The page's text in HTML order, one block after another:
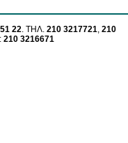
22. ΤΗΛ. 210 3217721, 210
210 3216671